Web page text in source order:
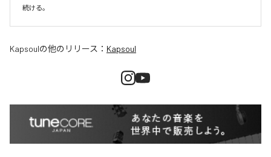
続ける。
Kapsoulの他のリリース： Kapsoul